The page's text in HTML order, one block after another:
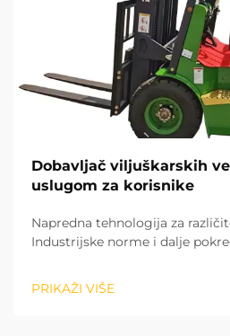
Dobavljač viljuškarskih
uslugom za korisnike
Napredna tehnologija za
Industrijske norme i dalje
litijumskim baterijama se brzo
emisiju, što ih čini idealnim za
PRIKAŽI VIŠE